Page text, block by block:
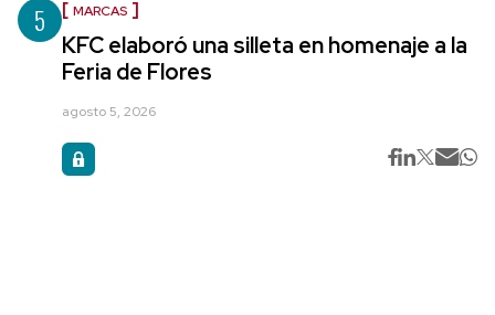
5 MARCAS
KFC elaboró una silleta en homenaje a la
Feria de Flores
agosto 5, 2026